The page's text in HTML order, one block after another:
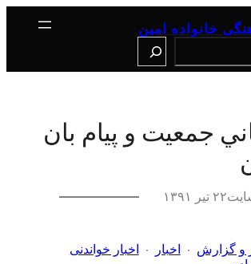
خانواده امین
جمعيت و پيام بان
۲۲ تیر ۱۳۹۱
و گزارش اخبار
اخبار خواندنی